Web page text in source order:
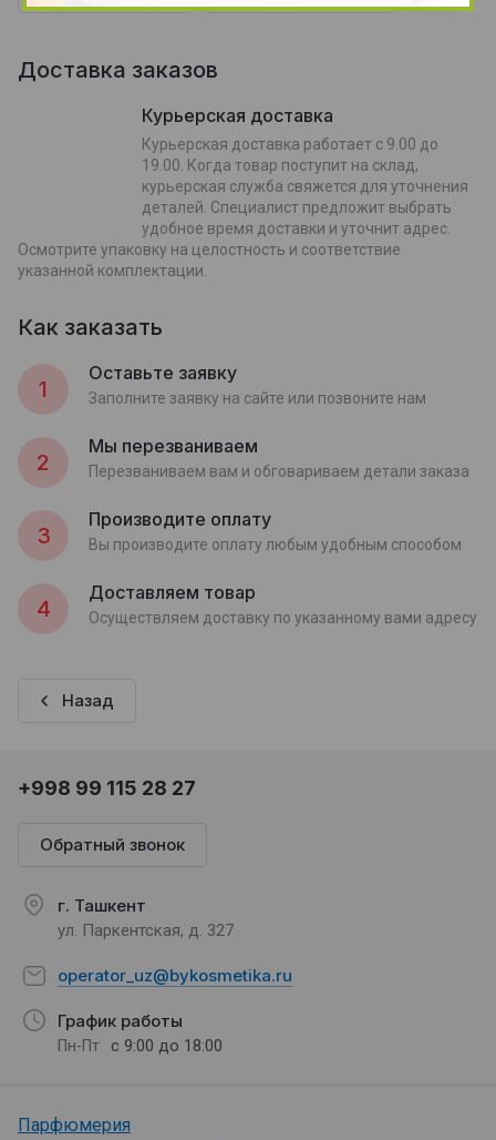
Доставка заказов
Курьерская доставка
Курьерская доставка работает с 9.00 до
19.00. Когда товар поступит на склад,
курьерская служба свяжется для уточнения
деталей. Специалист предложит выбрать
удобное время доставки и уточнит адрес.
Осмотрите упаковку на целостность и соответствие
указанной комплектации.
Как заказать
1
Оставьте заявку
Заполните заявку на сайте или позвоните нам
2
Мы перезваниваем
Перезваниваем вам и обговариваем детали заказа
3
Производите оплату
Вы производите оплату любым удобным способом
4
Доставляем товар
Осуществляем доставку по указанному вами адресу
Назад
+998 99 115 28 27
Обратный звонок
г. Ташкент
ул. Паркентская, д. 327
operator_uz@bykosmetika.ru
График работы
Пн-Пт с 9:00 до 18:00
Парфюмерия